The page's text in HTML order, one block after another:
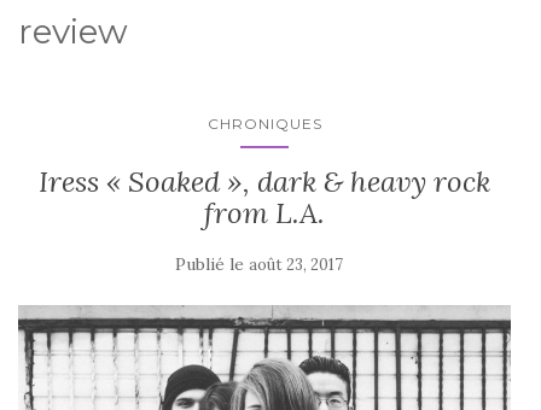
review
CHRONIQUES
Iress « Soaked », dark & heavy rock
from L.A.
Publié le août 23, 2017